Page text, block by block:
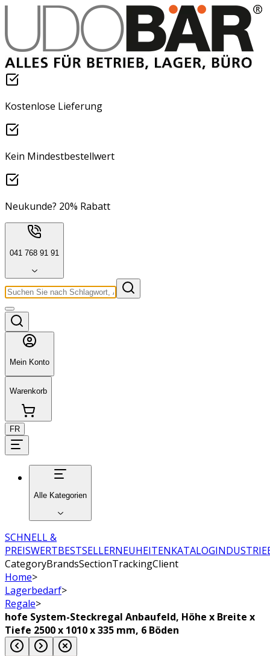
Kostenlose Lieferung
Kein Mindestbestellwert
Neukunde? 20% Rabatt
041 768 91 91
Mein Konto
Warenkorb
FR
Alle Kategorien
SCHNELL &
PREISWERTBESTSELLERNEUHEITENKATALOG
CategoryBrandsSectionTrackingClient
Home>
Lagerbedarf>
Regale>
hofe System-Steckregal Anbaufeld, Höhe x Breite x
Tiefe 2500 x 1010 x 335 mm, 6 Böden